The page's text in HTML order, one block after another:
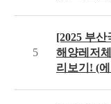
5
[2025 부
해양레저
리보기! (